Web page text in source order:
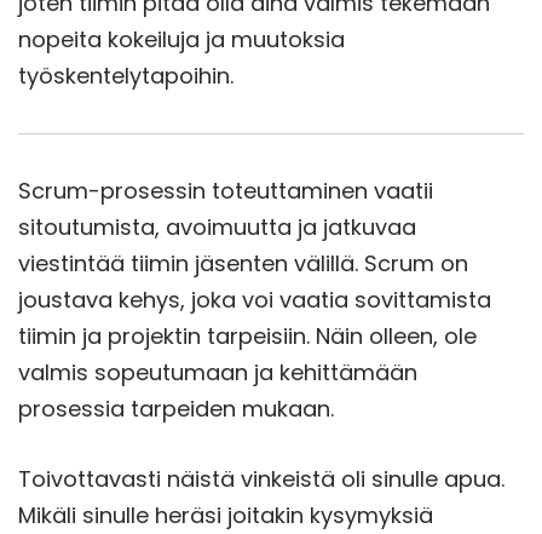
nopeita kokeiluja ja muutoksia
työskentelytapoihin.
Scrum-prosessin toteuttaminen vaatii
sitoutumista, avoimuutta ja jatkuvaa
viestintää tiimin jäsenten välillä. Scrum on
joustava kehys, joka voi vaatia sovittamista
tiimin ja projektin tarpeisiin. Näin olleen, ole
valmis sopeutumaan ja kehittämään
prosessia tarpeiden mukaan.
Toivottavasti näistä vinkeistä oli sinulle apua.
Mikäli sinulle heräsi joitakin kysymyksiä